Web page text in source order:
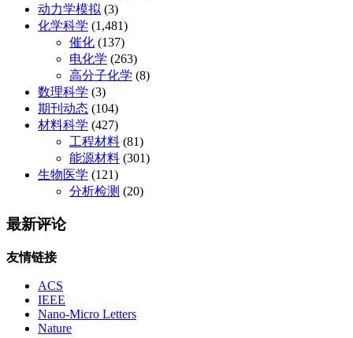
动力学模拟 (3)
化学科学 (1,481)
催化 (137)
电化学 (263)
高分子化学 (8)
数理科学 (3)
期刊动态 (104)
材料科学 (427)
工程材料 (81)
能源材料 (301)
生物医学 (121)
分析检测 (20)
最新评论
友情链接
ACS
IEEE
Nano-Micro Letters
Nature